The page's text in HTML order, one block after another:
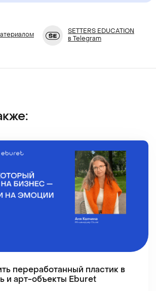
SETTERS EDUCATION
в Telegram
переработанный пластик в
и арт-объекты Eburet